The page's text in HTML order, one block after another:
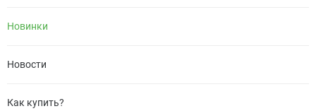
Новинки
Новости
Как купить?